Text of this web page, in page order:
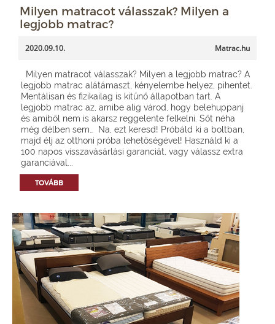
Milyen matracot válasszak? Milyen a
legjobb matrac?
2020.09.10. Matrac.hu
Milyen matracot válasszak? Milyen a legjobb matrac? A
legjobb matrac alátámaszt, kényelembe helyez, pihentet.
Mentálisan és fizikailag is kitűnő állapotban tart. A
legjobb matrac az, amibe alig várod, hogy belehuppanj
és amiből nem is akarsz reggelente felkelni. Sőt néha
még délben sem… Na, ezt keresd! Próbáld ki a boltban,
majd élj az otthoni próba lehetőségével! Használd ki a
100 napos visszavásárlási garanciát, vagy válassz extra
garanciával...
TOVÁBB